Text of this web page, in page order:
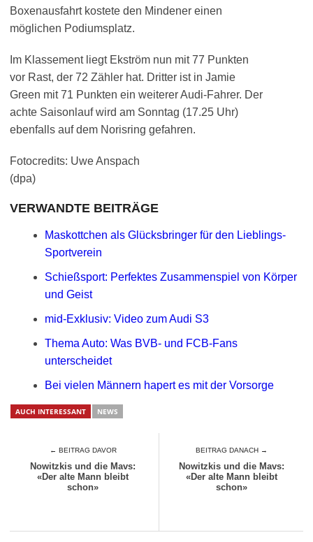
Boxenausfahrt kostete den Mindener einen
möglichen Podiumsplatz.
Im Klassement liegt Ekström nun mit 77 Punkten
vor Rast, der 72 Zähler hat. Dritter ist in Jamie
Green mit 71 Punkten ein weiterer Audi-Fahrer. Der
achte Saisonlauf wird am Sonntag (17.25 Uhr)
ebenfalls auf dem Norisring gefahren.
Fotocredits: Uwe Anspach
(dpa)
VERWANDTE BEITRÄGE
Maskottchen als Glücksbringer für den Lieblings-
Sportverein
Schießsport: Perfektes Zusammenspiel von Körper
und Geist
mid-Exklusiv: Video zum Audi S3
Thema Auto: Was BVB- und FCB-Fans
unterscheidet
Bei vielen Männern hapert es mit der Vorsorge
AUCH INTERESSANT NEWS
← BEITRAG DAVOR
Nowitzkis und die Mavs:
«Der alte Mann bleibt
schon»
BEITRAG DANACH →
Nowitzkis und die Mavs:
«Der alte Mann bleibt
schon»